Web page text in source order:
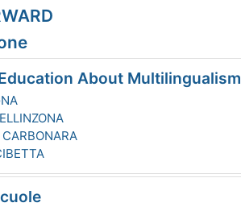
About Multilingualism